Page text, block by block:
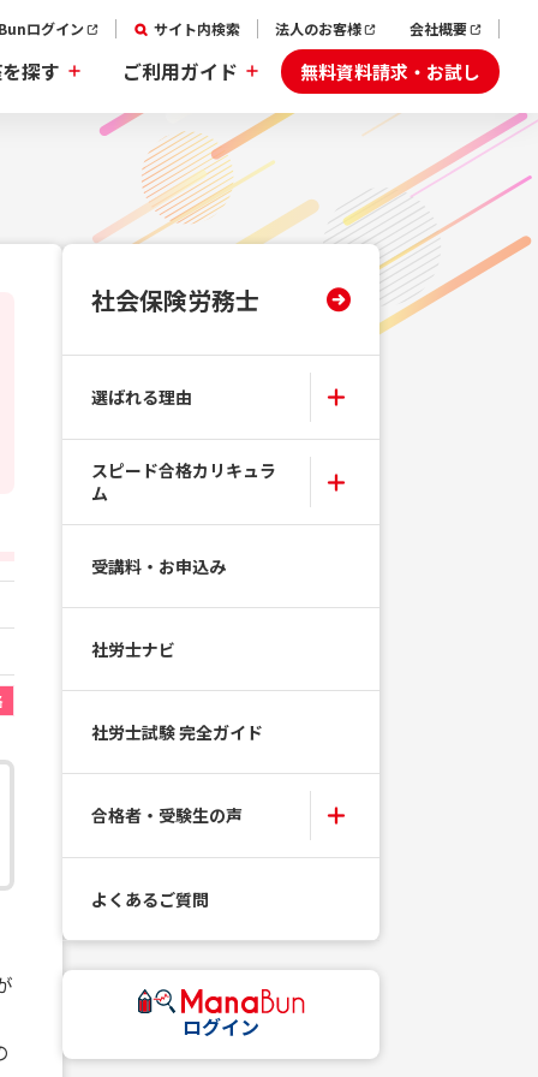
ログイン サイト内検索 法人のお客様 会社概要
探す ご利用ガイド 無料資料請求・お試し
社会保険労務士
選ばれる理由
スピード合格カリキュラ
ム
受講料・お申込み
社労士ナビ
社労士試験 完全ガイド
合格者・受験生の声
よくあるご質問
ログイン